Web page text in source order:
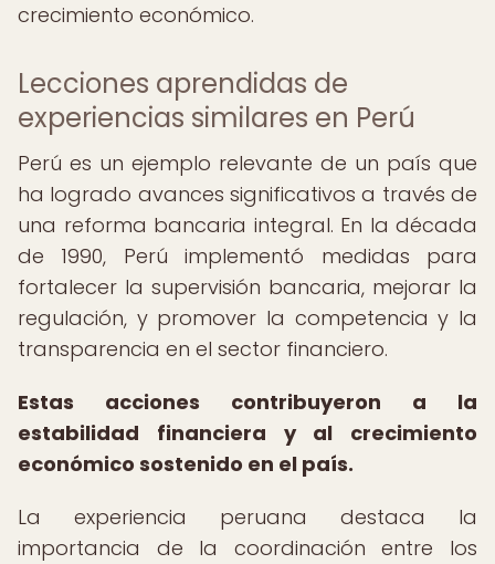
crecimiento económico.
Lecciones aprendidas de
experiencias similares en Perú
Perú es un ejemplo relevante de un país que
ha logrado avances significativos a través de
una reforma bancaria integral. En la década
de 1990, Perú implementó medidas para
fortalecer la supervisión bancaria, mejorar la
regulación, y promover la competencia y la
transparencia en el sector financiero.
Estas acciones contribuyeron a la
estabilidad financiera y al crecimiento
económico sostenido en el país.
La experiencia peruana destaca la
importancia de la coordinación entre los